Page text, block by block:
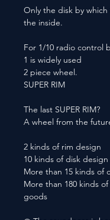
Only the disk by which
the inside.
For 1/10 radio control
1 is widely used
2 piece wheel.
SUPER RIM
The last SUPER RIM?
A wheel from the
2 kinds of rim design
10 kinds of disk design
More than 15 kinds of
More than 180 kinds
goods